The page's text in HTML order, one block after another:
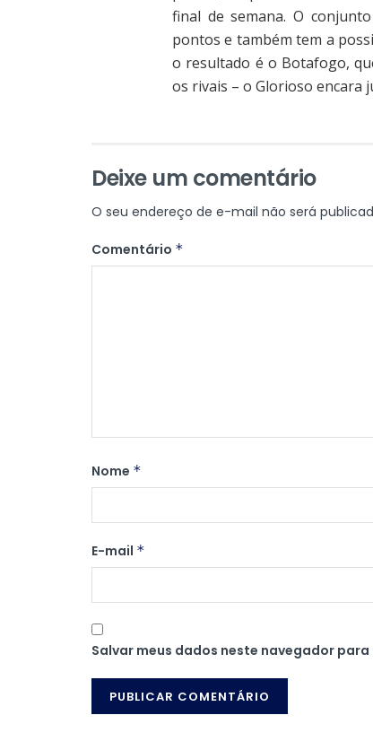
final de semana. O
pontos e também tem a
o resultado é o Botafogo,
os rivais – o Glorioso encara
Deixe um comentário
O seu endereço de e-mail não será
Comentário *
Nome *
E-mail *
Salvar meus dados neste navegador